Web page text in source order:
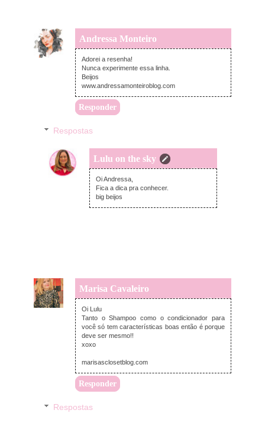
Andressa Monteiro
segunda-feira, março 25, 2019
Adorei a resenha!
Nunca experimente essa linha.
Beijos
www.andressamonteiroblog.com
Responder
Respostas
Lulu on the sky
segunda-feira, março 25, 2019
Oi Andressa,
Fica a dica pra conhecer.
big beijos
Marisa Cavaleiro
segunda-feira, março 25, 2019
Oi Lulu
Tanto o Shampoo como o condicionador para
você só tem características boas então é porque
deve ser mesmo!!
xoxo
marisasclosetblog.com
Responder
Respostas